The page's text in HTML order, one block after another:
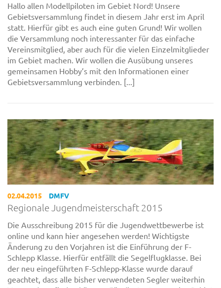
Hallo allen Modellpiloten im Gebiet Nord! Unsere
Gebietsversammlung findet in diesem Jahr erst im April
statt. Hierfür gibt es auch eine guten Grund! Wir wollen
die Versammlung noch interessanter für das einfache
Vereinsmitglied, aber auch für die vielen Einzelmitglieder
im Gebiet machen. Wir wollen die Ausübung unseres
gemeinsamen Hobby’s mit den Informationen einer
Gebietsversammlung verbinden. [...]
02.04.2015 DMFV
Regionale Jugendmeisterschaft 2015
Die Ausschreibung 2015 für die Jugendwettbewerbe ist
online und kann hier angesehen werden! Wichtigste
Änderung zu den Vorjahren ist die Einführung der F-
Schlepp Klasse. Hierfür entfällt die Segelflugklasse. Bei
der neu eingeführten F-Schlepp-Klasse wurde darauf
geachtet, dass alle bisher verwendeten Segler weiterhin